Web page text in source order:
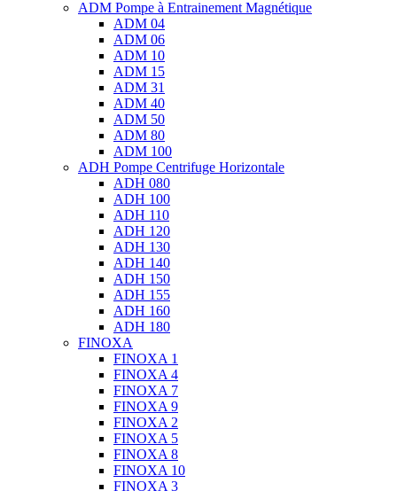
ADM Pompe à Entrainement Magnétique
ADM 04
ADM 06
ADM 10
ADM 15
ADM 31
ADM 40
ADM 50
ADM 80
ADM 100
ADH Pompe Centrifuge Horizontale
ADH 080
ADH 100
ADH 110
ADH 120
ADH 130
ADH 140
ADH 150
ADH 155
ADH 160
ADH 180
FINOXA
FINOXA 1
FINOXA 4
FINOXA 7
FINOXA 9
FINOXA 2
FINOXA 5
FINOXA 8
FINOXA 10
FINOXA 3